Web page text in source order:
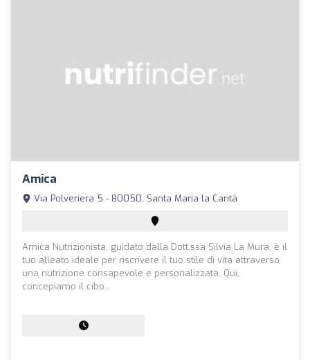
Amica
Via Polveriera 5 - 80050, Santa Maria la Carità
Amica Nutrizionista, guidato dalla Dott.ssa Silvia La Mura, è il
tuo alleato ideale per riscrivere il tuo stile di vita attraverso
una nutrizione consapevole e personalizzata. Qui,
concepiamo il cibo...